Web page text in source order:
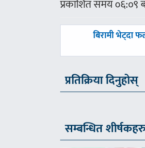
प्रकाशित समय ०६:०९
पछिल्लाे
बिरामी भेट्दा
प्रतिक्रिया दिनुहोस्
सम्बन्धित